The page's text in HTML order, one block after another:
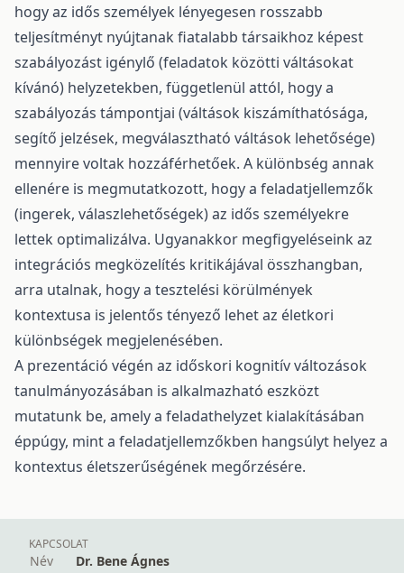
hogy az idős személyek lényegesen rosszabb
teljesítményt nyújtanak fiatalabb társaikhoz képest
szabályozást igénylő (feladatok közötti váltásokat
kívánó) helyzetekben, függetlenül attól, hogy a
szabályozás támpontjai (váltások kiszámíthatósága,
segítő jelzések, megválasztható váltások lehetősége)
mennyire voltak hozzáférhetőek. A különbség annak
ellenére is megmutatkozott, hogy a feladatjellemzők
(ingerek, válaszlehetőségek) az idős személyekre
lettek optimalizálva. Ugyanakkor megfigyeléseink az
integrációs megközelítés kritikájával összhangban,
arra utalnak, hogy a tesztelési körülmények
kontextusa is jelentős tényező lehet az életkori
különbségek megjelenésében.
A prezentáció végén az időskori kognitív változások
tanulmányozásában is alkalmazható eszközt
mutatunk be, amely a feladathelyzet kialakításában
éppúgy, mint a feladatjellemzőkben hangsúlyt helyez a
kontextus életszerűségének megőrzésére.
KAPCSOLAT
Név
Dr. Bene Ágnes